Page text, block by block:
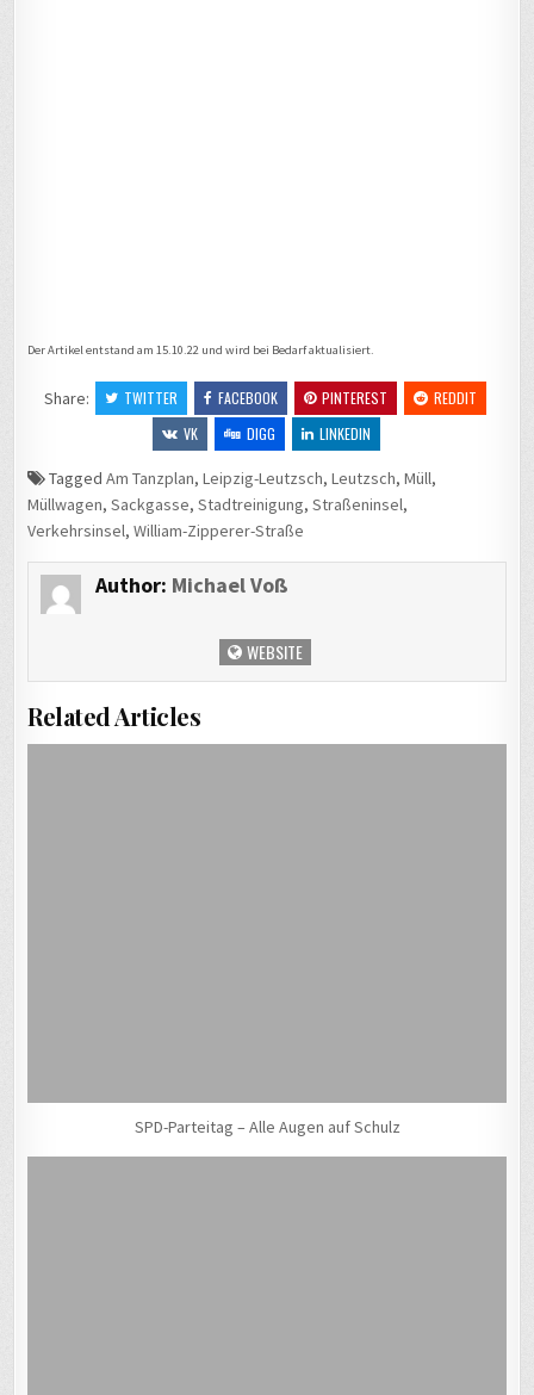
Der Artikel entstand am 15.10.22 und wird bei Bedarf aktualisiert.
Share: TWITTER FACEBOOK PINTEREST
REDDIT
VK
DIGG LINKEDIN
TaggedAm Tanzplan,Leipzig-Leutzsch,Leutzsch,Müll,
Müllwagen,Sackgasse,Stadtreinigung,Straßeninsel,
Verkehrsinsel,William-Zipperer-Straße
Author: Michael Voß
WEBSITE
Related Articles
SPD-Parteitag – Alle Augen auf Schulz